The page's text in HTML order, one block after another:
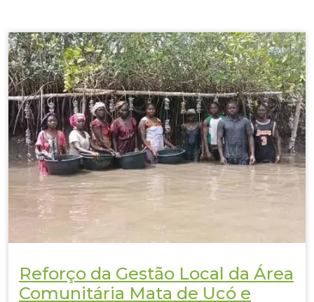
Reforço da Gestão Local da Área
Comunitária Mata de Ucó e